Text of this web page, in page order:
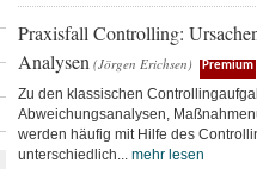
Praxisfall Controlling:
Analysen (Jörgen Erichsen) Premium
Zu den klassischen
Abweichungsanalysen,
werden häufig mit Hilfe des
unterschiedlich... mehr lesen